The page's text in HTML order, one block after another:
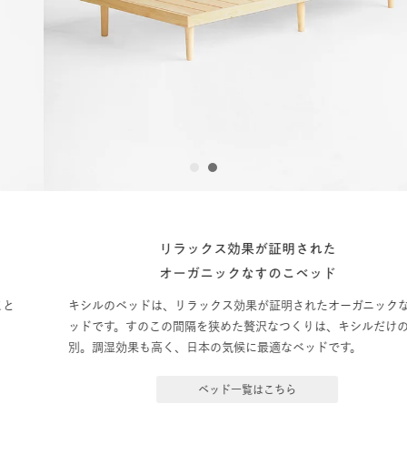
リラックス効果が証明された
オーガニックなすのこベッド
キシルのベッドは、リラックス効果が証明されたオーガニックなベ
ッドです。すのこの間隔を狭めた贅沢なつくりは、キシルだけの特
別。調湿効果も高く、日本の気候に最適なベッドです。
ベッド一覧はこちら
2